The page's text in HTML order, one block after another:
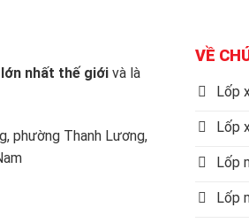
nhất thế giới và là
phường Thanh Lương,
VỀ
Lốp
Lốp
Lốp
Lốp